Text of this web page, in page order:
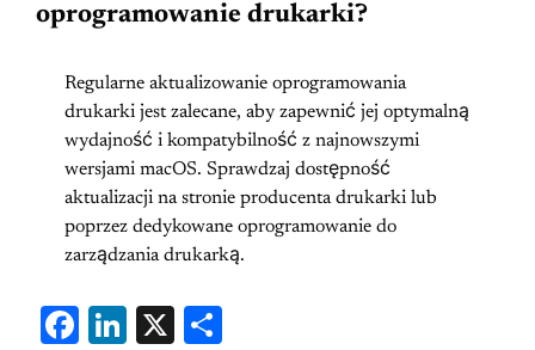
oprogramowanie drukarki?
Regularne aktualizowanie oprogramowania
drukarki jest zalecane, aby zapewnić jej optymalną
wydajność i kompatybilność z najnowszymi
wersjami macOS. Sprawdzaj dostępność
aktualizacji na stronie producenta drukarki lub
poprzez dedykowane oprogramowanie do
zarządzania drukarką.
Fa
Li
X